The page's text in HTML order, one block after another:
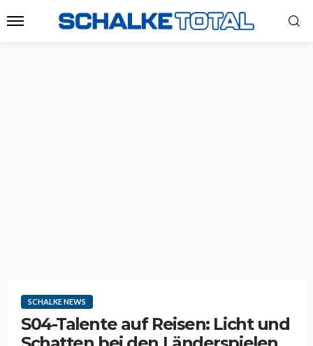
SCHALKE NEWS
S04-Talente auf Reisen: Licht und